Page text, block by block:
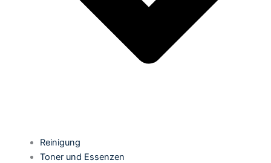
Reinigung
Toner und Essenzen